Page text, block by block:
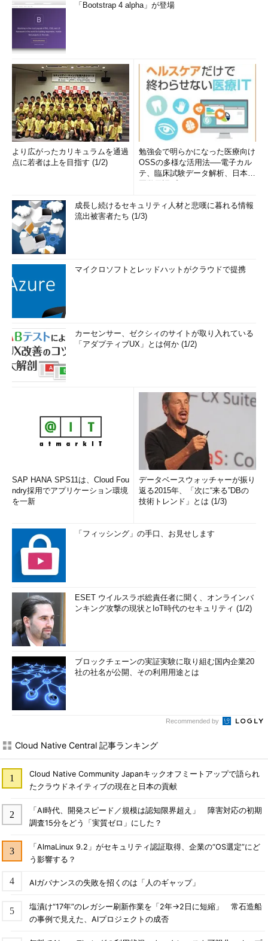
「Bootstrap 4 alpha」が登場
より広がったカリキュラムを通過
点に若者は上を目指す (1/2)
勉強会で明らかになった医療向け
OSSの多様な活用法──電子カル
テ、臨床試験データ解析、日本語
成長し続けるセキュリティ人材と悲嘆に暮れる情報
流出被害者たち (1/3)
マイクロソフトとレッドハットがクラウドで提携
カーセンサー、ゼクシィのサイトが取り入れている
「アダプティブUX」とは何か (1/2)
SAP HANA SPS11は、Cloud Fou
ndry採用でアプリケーション環境
を一新
データベースウォッチャーが振り
返る2015年、「次に“来る”DBの
技術トレンド」とは (1/3)
「フィッシング」の手口、お見せします
ESET ウイルスラボ総責任者に聞く、オンラインバ
ンキング攻撃の現状とIoT時代のセキュリティ (1/2)
ブロックチェーンの実証実験に取り組む国内企業20
社の社名が公開、その利用用途とは
Recommended by
Cloud Native Central 記事ランキング
Cloud Native Community Japanキックオフミートアップで語られ
たクラウドネイティブの現在と日本の貢献
「AI時代、開発スピード／規模は認知限界超え」 障害対応の初期
調査15分をどう「実質ゼロ」にした？
「AlmaLinux 9.2」がセキュリティ認証取得、企業の“OS選定”にど
う影響する？
AIガバナンスの失敗を招くのは「人のギャップ」
塩漬け“17年”のレガシー刷新作業を「2年→2日に短縮」 常石造船
の事例で見えた、AIプロジェクトの成否